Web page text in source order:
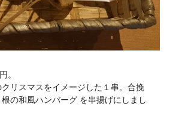
。
リスマスをイメージした１串。合挽
の和風ハンバーグ を串揚げにしまし